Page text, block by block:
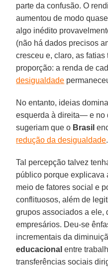
parte da confusão. O
aumentou de modo
algo inédito
(não há dados precisos
cresceu e, claro, as fatias
proporção: a renda de
desigualdade
No entanto, ideias
esquerda à direita— e no
sugeriam que o Brasil
redução da desigualdade.
Tal percepção talvez
público porque explicava
meio de fatores social e
conflituosos, além de
grupos associados a ele,
empresários. Deu-se
incrementais da
educacional entre
transferências sociais